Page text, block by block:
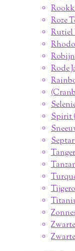
Roze
Rutiel
Robijn
Rode
Spirit